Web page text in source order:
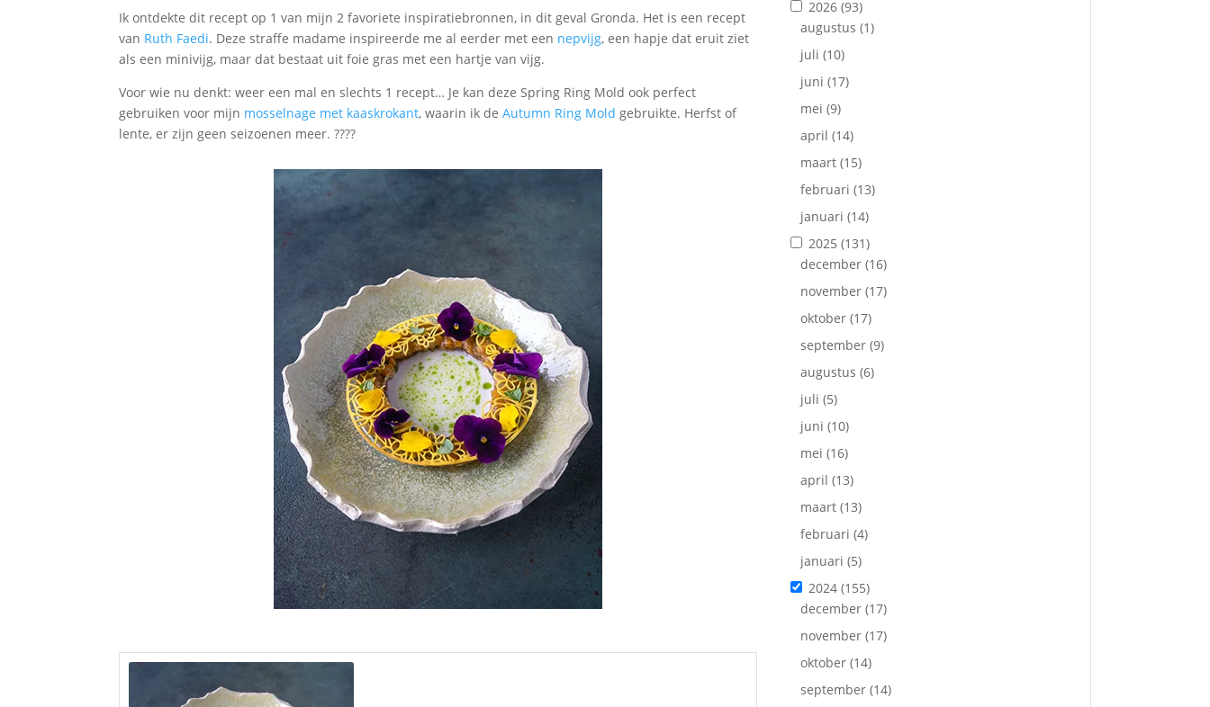
Ik ontdekte dit recept op 1 van mijn 2 favoriete inspiratiebronnen, in dit geval Gronda. Het is een recept
van Ruth Faedi. Deze straffe madame inspireerde me al eerder met een nepvijg, een hapje dat eruit ziet
als een minivijg, maar dat bestaat uit foie gras met een hartje van vijg.
Voor wie nu denkt: weer een mal en slechts 1 recept… Je kan deze Spring Ring Mold ook perfect
gebruiken voor mijn mosselnage met kaaskrokant, waarin ik de Autumn Ring Mold gebruikte. Herfst of
lente, er zijn geen seizoenen meer. ????
2026(93)
augustus (1)
juli (10)
juni (17)
mei (9)
april (14)
maart(15)
februari (13)
januari (14)
2025 (131)
december(16)
november(17)
oktober(17)
september(9)
augustus (6)
juli (5)
juni (10)
mei (16)
april (13)
maart(13)
februari (4)
januari (5)
2024(155)
december(17)
november(17)
oktober(14)
september(14)